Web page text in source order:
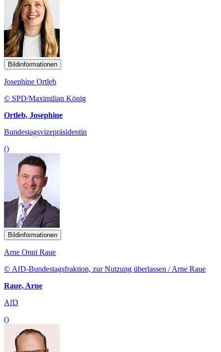
Bildinformationen
Josephine Ortleb
© SPD/Maximilian König
Ortleb, Josephine
Bundestagsvizepräsidentin
()
Bildinformationen
Arne Onni Raue
© AfD-Bundestagsfraktion, zur Nutzung überlassen / Arne Raue
Raue, Arne
AfD
()